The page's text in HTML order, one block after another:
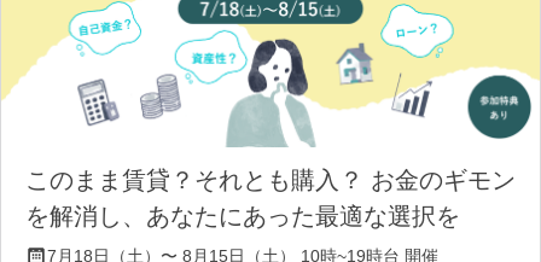
このまま賃貸？それとも購入？ お金のギモン
を解消し、あなたにあった最適な選択を
7月18日（土）〜 8月15日（土） 10時~19時台 開催